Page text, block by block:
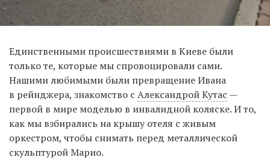
Единственными происшествиями в Киеве были
только те, которые мы спровоцировали сами.
Нашими любимыми были превращение Ивана
в рейнджера, знакомство с Александрой Кутас —
первой в мире моделью в инвалидной коляске. И то,
как мы взбирались на крышу отеля с живым
оркестром, чтобы снимать перед металлической
скульптурой Марио.